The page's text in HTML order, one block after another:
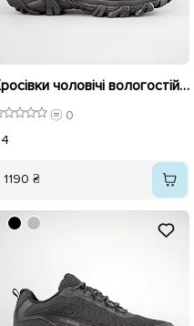
Кросівки чоловічі вологостійкі на хутрі 593457 Чорні
0
1190 ₴